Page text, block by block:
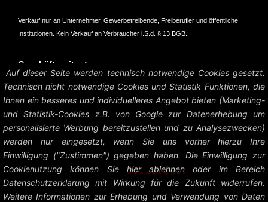
Verkauf nur an Unternehmer, Gewerbetreibende, Freiberufler und öffentliche
Institutionen. Kein Verkauf an Verbraucher i.S.d. § 13 BGB.
Geschäftszeiten:
Mo – Do: 07:45 – 16:45 Uhr
Fr: 07:45 – 15:15 Uhr
Amtsgericht Hagen HRB 6004
UstID: DE126458535
Preise zzgl. MwSt. und Versandkosten.
© Heinrich Stracke GmbH – Ladenbau Shop System |Impressum +
Auf dieser Seite werden technisch notwendige Cookies gesetzt.
Technisch nicht notwendige Cookies und Statistik Funktionen, die
Ihnen ein besseres und individuelleres Angebot bieten (Marketing-
und Statistik-Cookies z.B. von Google zur Datenerhebung um
personalisierte Werbung bereitzustellen und zu Analysezwecken)
werden nur eingesetzt, wenn Sie uns vorher hierzu Ihre
Einwilligung ("Zustimmen") gegeben haben. Die Einwilligung zur
Cookienutzung können Sie hier ablehnen oder im Bereich
Datenschutzerklärung mit Wirkung für die Zukunft widerrufen.
Weitere Informationen zur Erhebung und Verwendung von Daten